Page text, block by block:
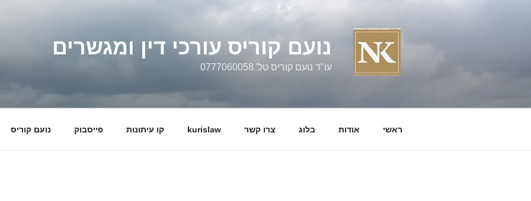
נועם קוריס עורכי דין ומגשרים
עו"ד נועם קוריס טל' 0777060058
ראשי אודות בלוג צרו קשר kurislaw קו עיתונות פייסבוק נועם קוריס